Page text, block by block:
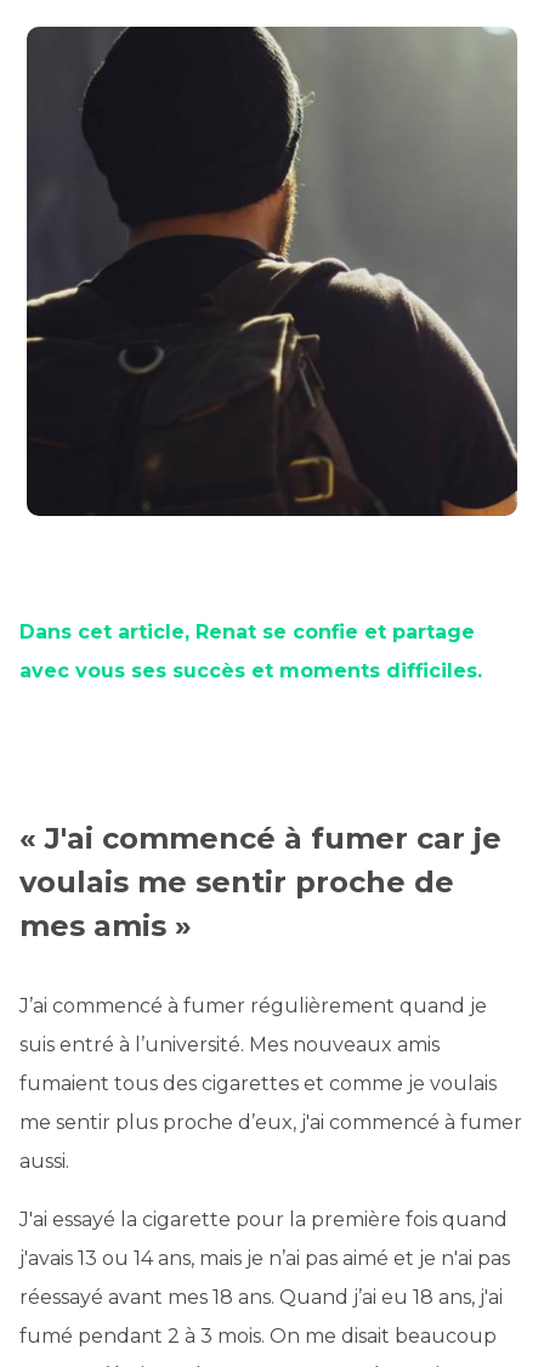
Dans cet article, Renat se confie et partage
avec vous ses succès et moments difficiles.
« J'ai commencé à fumer car je
voulais me sentir proche de
mes amis »
J’ai commencé à fumer régulièrement quand je
suis entré à l’université. Mes nouveaux amis
fumaient tous des cigarettes et comme je voulais
me sentir plus proche d’eux, j'ai commencé à fumer
aussi.
J'ai essayé la cigarette pour la première fois quand
j'avais 13 ou 14 ans, mais je n’ai pas aimé et je n'ai pas
réessayé avant mes 18 ans. Quand j’ai eu 18 ans, j'ai
fumé pendant 2 à 3 mois. On me disait beaucoup